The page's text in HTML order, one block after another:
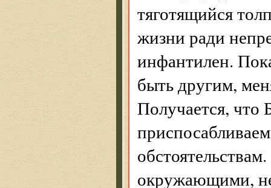
тяготящийся
жизни ради
инфантилен.
быть другим,
Получается, что
окружающими,